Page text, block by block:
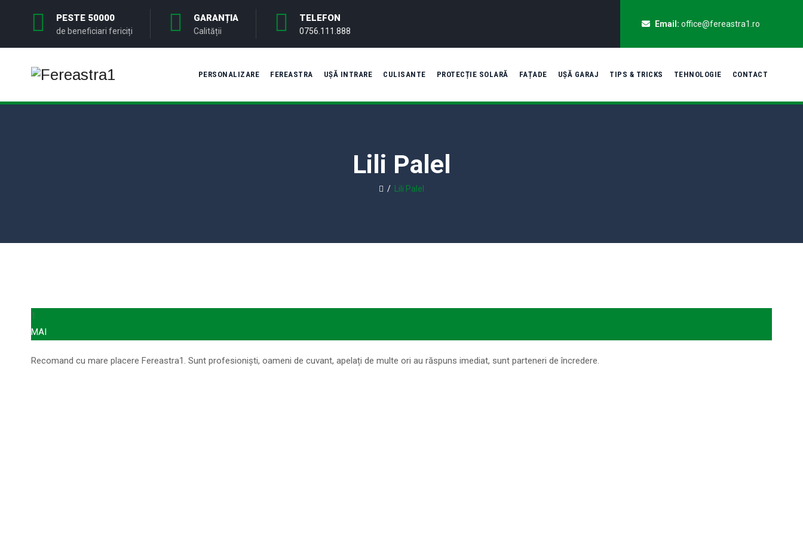
PESTE 50000
de beneficiari fericiți
GARANȚIA
Calității
TELEFON
0756.111.888
Email: office@fereastra1.ro
PERSONALIZARE FEREASTRA UȘĂ INTRARE CULISANTE PROTECȚIE SOLARĂ FAȚADE UȘĂ GARAJ TIPS & TRICKS TEHNOLOGIE CONTACT
Lili Palel
/ Lili Palel
1
MAI
Recomand cu mare placere Fereastra1. Sunt profesioniști, oameni de cuvant, apelați de multe ori au răspuns imediat, sunt parteneri de încredere.